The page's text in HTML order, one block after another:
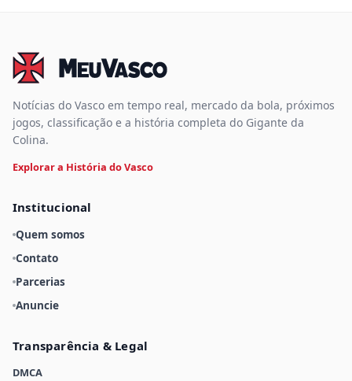
Notícias do Vasco em tempo real, mercado da bola, próximos
jogos, classificação e a história completa do Gigante da
Colina.
Explorar a História do Vasco
Institucional
Quem somos
Contato
Parcerias
Anuncie
Transparência & Legal
DMCA